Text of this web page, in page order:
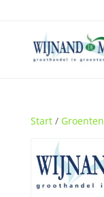
Start/ Groenten